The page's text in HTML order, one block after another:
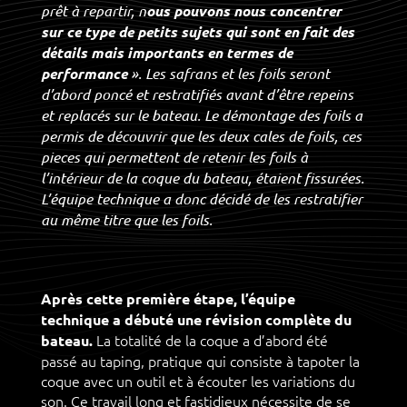
prêt à repartir, nous pouvons nous concentrer
sur ce type de petits sujets qui sont en fait des
détails mais importants en termes de
performance». Les safrans et les foils seront
d’abord poncé et restratifiés avant d’être repeins
et replacés sur le bateau. Le démontage des foils a
permis de découvrir que les deux cales de foils, ces
pieces qui permettent de retenir les foils à
l’intérieur de la coque du bateau, étaient fissurées.
L’équipe technique a donc décidé de les restratifier
au même titre que les foils.
Après cette première étape, l’équipe
technique a débuté une révision complète du
bateau.La totalité de la coque a d’abord été
passé au taping, pratique qui consiste à tapoter la
coque avec un outil et à écouter les variations du
son. Ce travail long et fastidieux nécessite de se